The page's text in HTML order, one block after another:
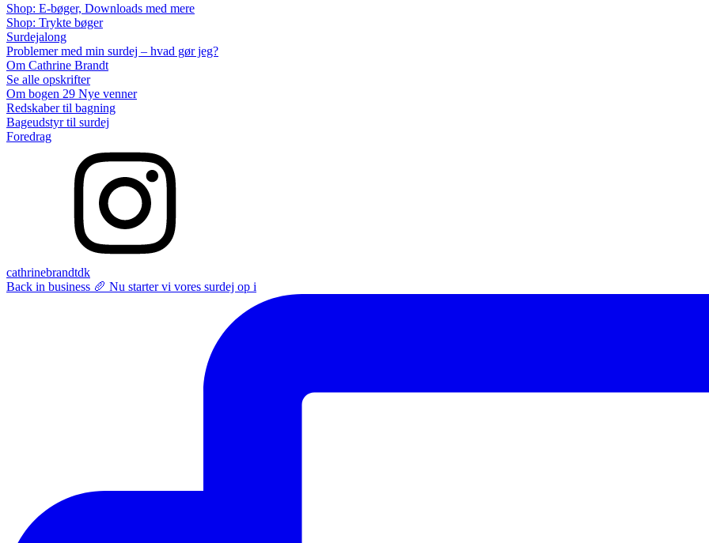
Shop: E-bøger, Downloads med mere
Shop: Trykte bøger
Surdejalong
Problemer med min surdej – hvad gør jeg?
Om Cathrine Brandt
Se alle opskrifter
Om bogen 29 Nye venner
Redskaber til bagning
Bageudstyr til surdej
Foredrag
cathrinebrandtdk
Back in business 🥖 Nu starter vi vores surdej op i